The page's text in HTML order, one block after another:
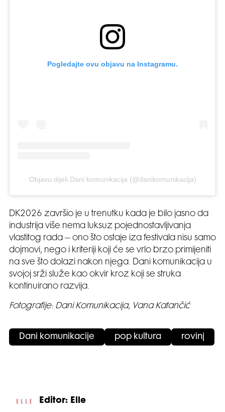
Pogledajte ovu objavu na Instagramu.
Objavu dijeli Dani komunikacija (@danikomunikacija)
DK2026 završio je u trenutku kada je bilo jasno da
industrija više nema luksuz pojednostavljivanja
vlastitog rada – ono što ostaje iza festivala nisu samo
dojmovi, nego i kriteriji koji će se vrlo brzo primijeniti
na sve što dolazi nakon njega. Dani komunikacija u
svojoj srži služe kao okvir kroz koji se struka
kontinuirano razvija.
Fotografije: Dani Komunikacija, Vana Katančić
Dani komunikacije pop kultura rovinj
Editor: Elle